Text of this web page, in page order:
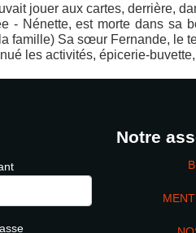
jouer aux cartes, derrière,
- Nénette, est morte dans sa
famille) Sa sœur Fernande, le
les activités, épicerie-
Notre